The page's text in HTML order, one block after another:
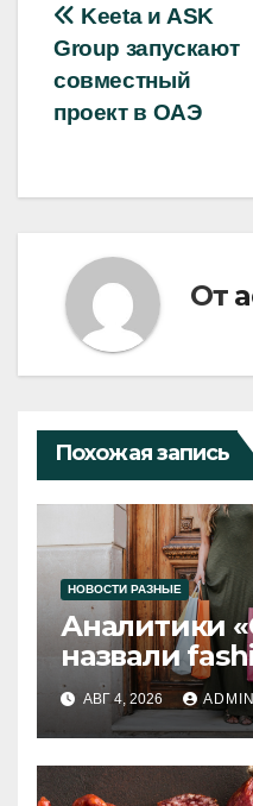
Навигация
по
записям
Keeta и ASK
Group запускают
совместный
проект в ОАЭ
От
Похожая запись
НОВОСТИ РАЗНЫЕ
Аналитики
назвали
2026 года
АВГ 4, 2026 ADMIN